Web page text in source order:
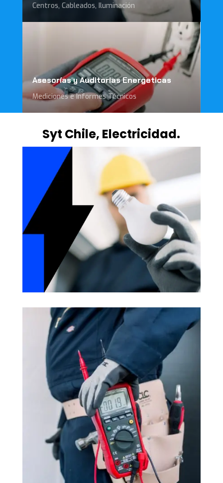
Centros, Cableados, Iluminación
Asesorías y Auditorias Energeticas
Mediciones e Informes Técnicos
Syt Chile, Electricidad.